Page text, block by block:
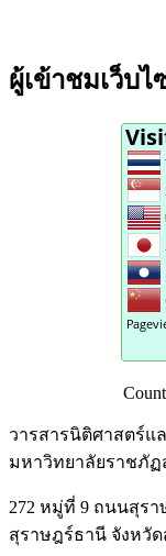
ผู้เข้าชมเว็บไ
วารสารนิติศาสตร์
มหาวิทยาลัยราชภั
272 หมู่ที่ 9 ถนนสุรา
สุราษฎร์ธานี จังหวั